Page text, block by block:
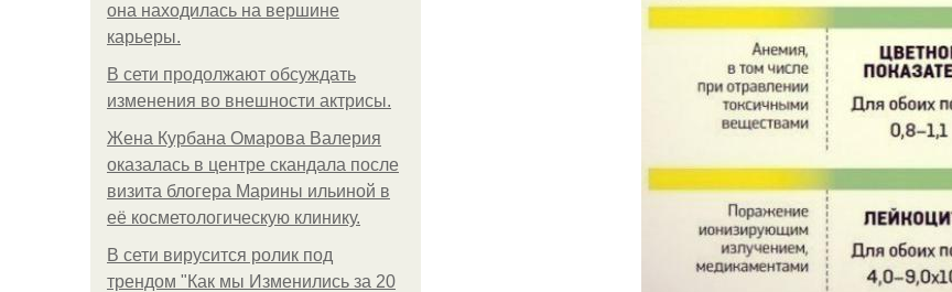
она находилась на вершине
карьеры.
В сети продолжают обсуждать
изменения во внешности актрисы.
Жена Курбана Омарова Валерия
оказалась в центре скандала после
визита блогера Марины ильиной в
её косметологическую клинику.
В сети вирусится ролик под
трендом "Как мы Изменились за 20